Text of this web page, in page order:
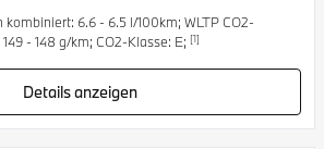
kombiniert: 6.6 - 6.5 l/100km; WLTP CO2-
- 148 g/km; CO2-Klasse: E; [1]
Details anzeigen